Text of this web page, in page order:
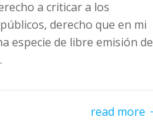
a criticar a los
derecho que en mi
especie de libre emisión
read more